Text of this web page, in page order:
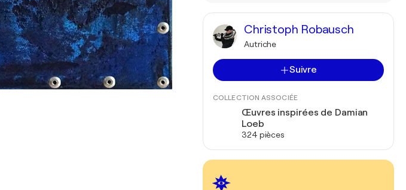
Christoph Robausch
Autriche
Suivre
COLLECTION ASSOCIÉE
Œuvres inspirées de Damian
Loeb
324 pièces